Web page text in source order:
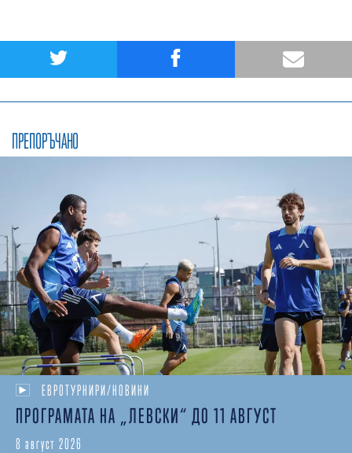
ПРЕПОРЪЧАНО
ЕВРОТУРНИРИ/НОВИНИ
ПРОГРАМАТА НА „ЛЕВСКИ“ ДО 11 АВГУСТ
8 август 2026